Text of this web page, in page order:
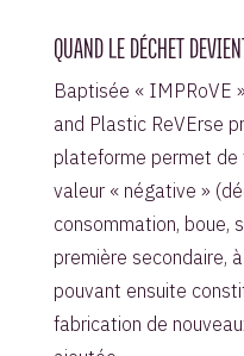
QUAND LE DÉCHET
Baptisée « IMPRoVE
and Plastic ReVErse
plateforme permet de
valeur « négative »
consommation, boue,
première secondaire,
pouvant ensuite
fabrication de